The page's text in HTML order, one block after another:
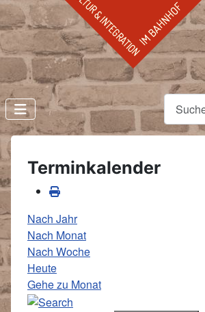
Terminkalender
Nach Jahr
Nach Monat
Nach Woche
Heute
Gehe zu Monat